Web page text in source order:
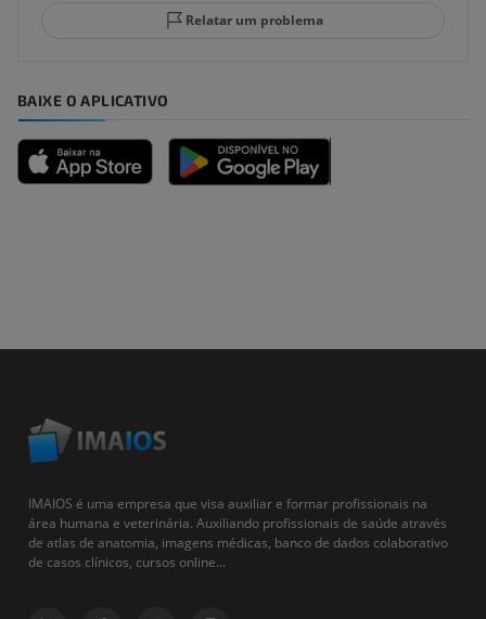
Relatar um problema
BAIXE O APLICATIVO
IMAIOS é uma empresa que visa auxiliar e formar profissionais na
área humana e veterinária. Auxiliando profissionais de saúde através
de atlas de anatomia, imagens médicas, banco de dados colaborativo
de casos clínicos, cursos online...